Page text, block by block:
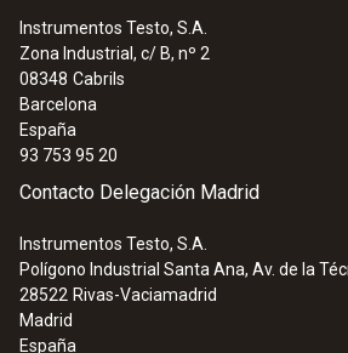
Instrumentos Testo, S.A.
Zona Industrial, c/ B, nº 2
08348 Cabrils
Barcelona
España
93 753 95 20
Contacto Delegación Madrid
Instrumentos Testo, S.A.
Polígono Industrial Santa Ana, Av. de la
28522 Rivas-Vaciamadrid
Madrid
España